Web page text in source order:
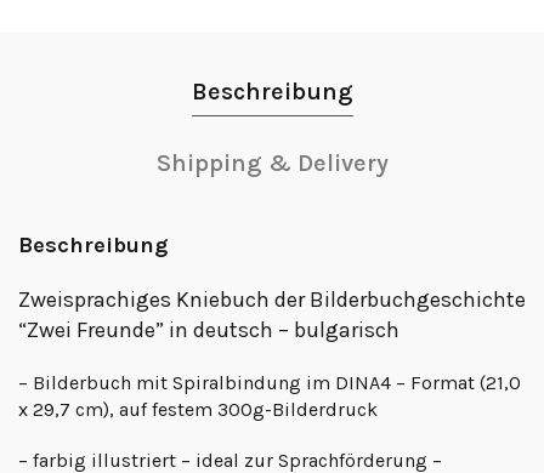
Beschreibung
Shipping & Delivery
Beschreibung
Zweisprachiges Kniebuch der Bilderbuchgeschichte
“Zwei Freunde” in deutsch – bulgarisch
– Bilderbuch mit Spiralbindung im DINA4 – Format (21,0
x 29,7 cm), auf festem 300g-Bilderdruck
– farbig illustriert – ideal zur Sprachförderung –